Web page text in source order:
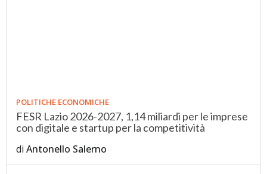
POLITICHE ECONOMICHE
FESR Lazio 2026-2027, 1,14 miliardi per le imprese
con digitale e startup per la competitività
diAntonello Salerno